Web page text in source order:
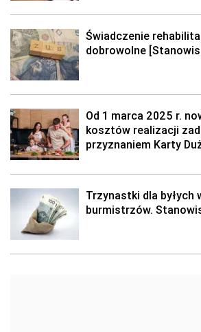
Świadczenie
dobrowolne
Od 1 marca 2025 r.
kosztów realizacji
przyznaniem Karty
Trzynastki dla byłych
burmistrzów.